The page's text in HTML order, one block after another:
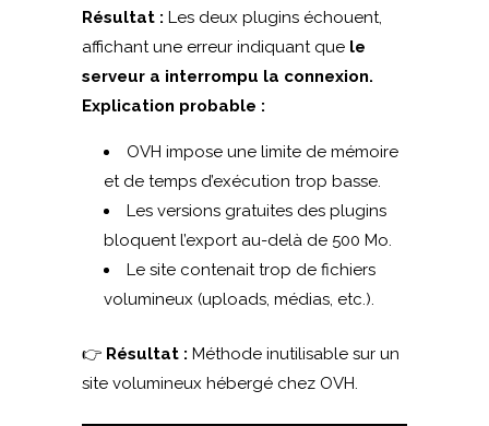
Résultat : Les deux plugins échouent,
affichant une erreur indiquant que le
serveur a interrompu la connexion.
Explication probable :
OVH impose une limite de mémoire
et de temps d’exécution trop basse.
Les versions gratuites des plugins
bloquent l’export au-delà de 500 Mo.
Le site contenait trop de fichiers
volumineux (uploads, médias, etc.).
👉 Résultat : Méthode inutilisable sur un
site volumineux hébergé chez OVH.